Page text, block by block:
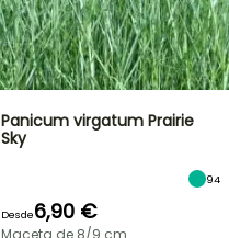
Panicum virgatum Prairie
Sky
94
Desde6,90 €
Maceta de 8/9 cm